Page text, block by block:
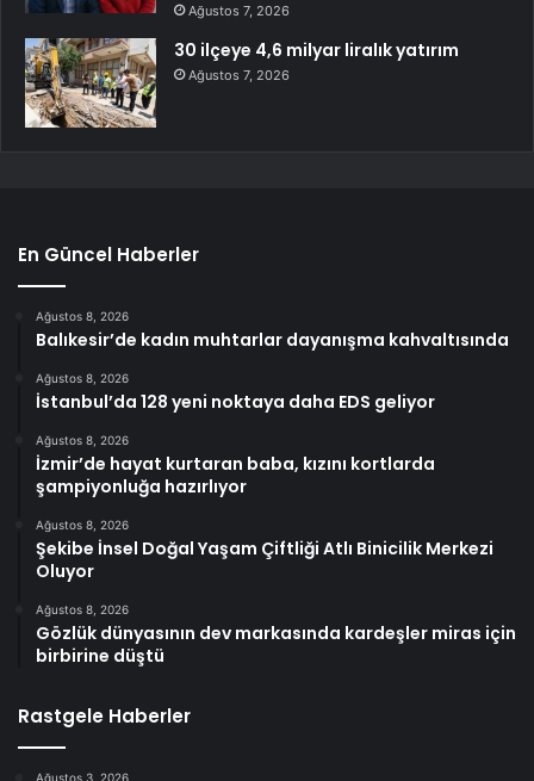
Ağustos 7, 2026
30 ilçeye 4,6 milyar liralık yatırım
Ağustos 7, 2026
En Güncel Haberler
Ağustos 8, 2026
Balıkesir’de kadın muhtarlar dayanışma kahvaltısında
Ağustos 8, 2026
İstanbul’da 128 yeni noktaya daha EDS geliyor
Ağustos 8, 2026
İzmir’de hayat kurtaran baba, kızını kortlarda
şampiyonluğa hazırlıyor
Ağustos 8, 2026
Şekibe İnsel Doğal Yaşam Çiftliği Atlı Binicilik Merkezi
Oluyor
Ağustos 8, 2026
Gözlük dünyasının dev markasında kardeşler miras için
birbirine düştü
Rastgele Haberler
Ağustos 3, 2026